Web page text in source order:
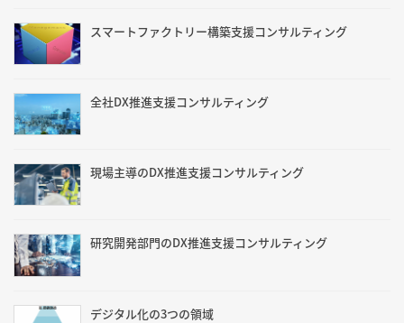
スマートファクトリー構築支援コンサルティング
全社DX推進支援コンサルティング
現場主導のDX推進支援コンサルティング
研究開発部門のDX推進支援コンサルティング
デジタル化の3つの領域